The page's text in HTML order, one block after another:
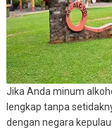
Jika Anda minum
lengkap tanpa
dengan negara